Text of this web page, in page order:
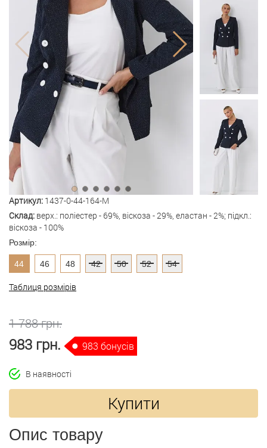
Артикул: 1437-0-44-164-M
Склад: верх.: поліестер - 69%, віскоза - 29%, еластан - 2%; підкл.:
віскоза - 100%
Розмір:
44 46 48 42 50 52 54
Таблиця розмірів
1 788 грн.
983 грн. 983 бонусів
В наявності
Купити
Опис товару